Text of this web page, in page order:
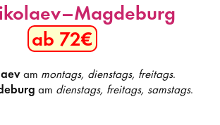
ab 72€
am montags, dienstags, freitags.
am dienstags, freitags, samstags.